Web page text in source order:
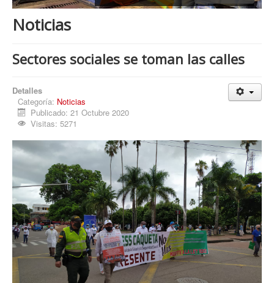
Procesos
Cultura
La Agenda
Noticias
Sectores sociales se toman las calles
Detalles
Categoría: Noticias
Publicado: 21 Octubre 2020
Visitas: 5271